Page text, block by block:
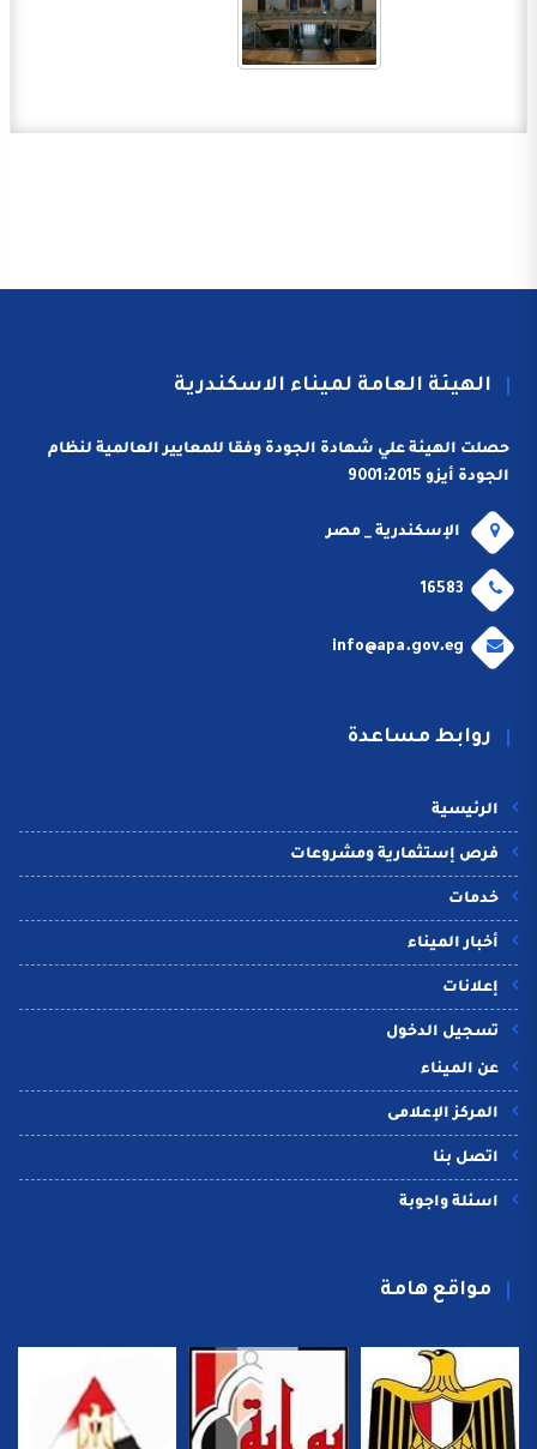
الهيئة العامة لميناء الاسكندرية
حصلت الهيئة علي شهادة الجودة وفقا للمعايير العالمية لنظام
الجودة أيزو 9001:2015
الإسكندرية _ مصر
16583
info@apa.gov.eg
روابط مساعدة
الرئيسية
فرص إستثمارية ومشروعات
خدمات
أخبار الميناء
إعلانات
تسجيل الدخول
عن الميناء
المركز الإعلامى
اتصل بنا
اسئلة واجوبة
مواقع هامة